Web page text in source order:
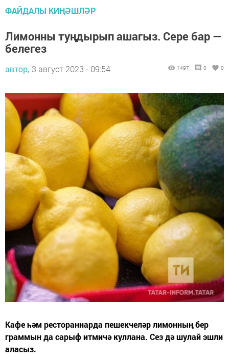
ФАЙДАЛЫ КИҢӘШЛӘР
Лимонны туңдырып ашагыз. Сере бар —
белегез
автор, 3 август 2023 - 09:54 1497 0 0
Кафе һәм рестораннарда пешекчеләр лимонның бер
граммын да сарыф итмичә куллана. Сез дә шулай эшли
аласыз.